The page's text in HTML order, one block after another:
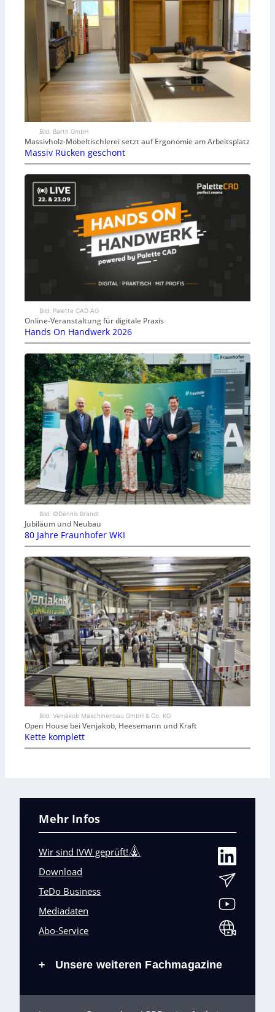
Bild: Barth GmbH
Massivholz-Möbeltischlerei setzt auf Ergonomie am Arbeitsplatz
Massiv Rücken geschont
Bild: Palette CAD AG
Online-Veranstaltung für digitale Praxis
Hands On Handwerk 2026
Bild: ©Dennis Brandt
Jubiläum und Neubau
80 Jahre Fraunhofer WKI
Bild: Venjakob Maschinenbau GmbH & Co. KG
Open House bei Venjakob, Heesemann und Kraft
Kette komplett
Mehr Infos
Wir sind IVW geprüft!
Download
TeDo Business
Mediadaten
Abo-Service
+ Unsere weiteren Fachmagazine